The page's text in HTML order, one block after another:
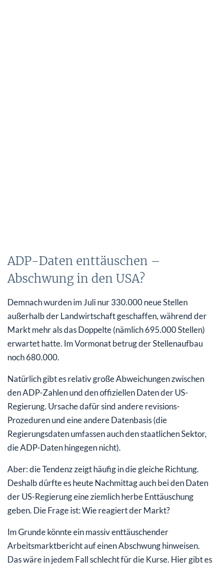
ADP-Daten enttäuschen –
Abschwung in den USA?
Demnach wurden im Juli nur 330.000 neue Stellen
außerhalb der Landwirtschaft geschaffen, während der
Markt mehr als das Doppelte (nämlich 695.000 Stellen)
erwartet hatte. Im Vormonat betrug der Stellenaufbau
noch 680.000.
Natürlich gibt es relativ große Abweichungen zwischen
den ADP-Zahlen und den offiziellen Daten der US-
Regierung. Ursache dafür sind andere revisions-
Prozeduren und eine andere Datenbasis (die
Regierungsdaten umfassen auch den staatlichen Sektor,
die ADP-Daten hingegen nicht).
Aber: die Tendenz zeigt häufig in die gleiche Richtung.
Deshalb dürfte es heute Nachmittag auch bei den Daten
der US-Regierung eine ziemlich herbe Enttäuschung
geben. Die Frage ist: Wie reagiert der Markt?
Im Grunde könnte ein massiv enttäuschender
Arbeitsmarktbericht auf einen Abschwung hinweisen.
Das wäre in jedem Fall schlecht für die Kurse. Hier gibt es